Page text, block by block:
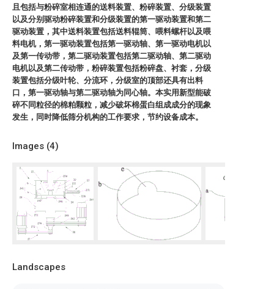
且包括与粉碎室相连通的送料装置、粉碎装置、分级装置
以及分别驱动粉碎装置和分级装置的第一驱动装置和第二
驱动装置，其中送料装置包括送料辊筒、喂料螺杆以及喂
料电机，第一驱动装置包括第一驱动轴、第一驱动电机以
及第一传动带，第二驱动装置包括第二驱动轴、第二驱动
电机以及第二传动带，粉碎装置包括粉碎盘、衬套，分级
装置包括分级叶轮、分流环，分级室的顶部还具有出料
口，第一驱动轴与第二驱动轴为同心轴。本实用新型能破
碎不同粒径的棉粕颗粒，减少破坏棉蛋白组成成分的现象
发生，同时降低筛分机构的工作要求，节约设备成本。
Images (4)
Landscapes